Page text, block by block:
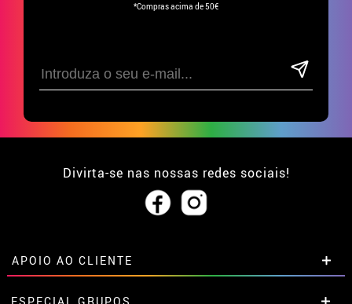
*Compras acima de 50€
Divirta-se nas nossas redes sociais!
APOIO AO CLIENTE
• Sobre nós